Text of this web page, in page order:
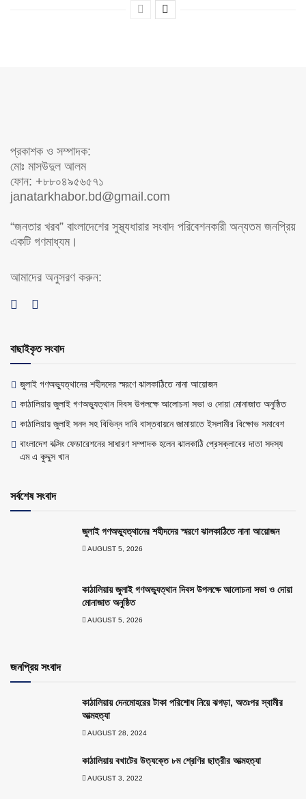
প্রকাশক ও সম্পাদক:
মোঃ মাসউদুল আলম
ফোন: +৮৮০৪৯৫৬৫৭১
janatarkhabor.bd@gmail.com
“জনতার খরব” বাংলাদেশের সুস্থ্যধারার সংবাদ পরিবেশনকারী অন্যতম জনপ্রিয়
একটি গণমাধ্যম।
আমাদের অনুসরণ করুন:
বাছাইকৃত সংবাদ
জুলাই গণঅভ্যুত্থানের শহীদদের স্মরণে ঝালকাঠিতে নানা আয়োজন
কাঠালিয়ায় জুলাই গণঅভ্যুত্থান দিবস উপলক্ষে আলোচনা সভা ও দোয়া মোনাজাত অনুষ্ঠিত
কাঠালিয়ায় জুলাই সনদ সহ বিভিন্ন দাবি বাস্তবায়নে জামায়াতে ইসলামীর বিক্ষোভ সমাবেশ
বাংলাদেশ বক্সিং ফেডারেশনের সাধারণ সম্পাদক হলেন ঝালকাঠি প্রেসক্লাবের দাতা সদস্য
এম এ কুদ্দুস খান
সর্বশেষ সংবাদ
জুলাই গণঅভ্যুত্থানের শহীদদের স্মরণে ঝালকাঠিতে নানা আয়োজন
AUGUST 5, 2026
কাঠালিয়ায় জুলাই গণঅভ্যুত্থান দিবস উপলক্ষে আলোচনা সভা ও দোয়া
মোনাজাত অনুষ্ঠিত
AUGUST 5, 2026
জনপ্রিয় সংবাদ
কাঠালিয়ায় দেনমোহরের টাকা পরিশোধ নিয়ে ঝগড়া, অতঃপর স্বামীর
আত্মহত্যা
AUGUST 28, 2024
কাঠালিয়ায় বখাটের উত্যক্তে ৮ম শ্রেণির ছাত্রীর আত্মহত্যা
AUGUST 3, 2022